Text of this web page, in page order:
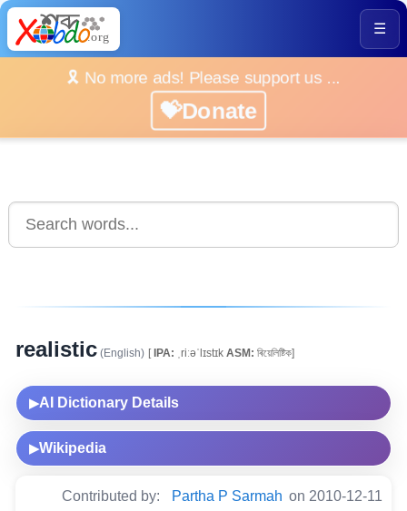
☰
🎗️ No more ads! Please support us ...
💝Donate
realistic (English) [IPA: ˌriːəˈlɪstɪk ASM: ৰিয়েলিষ্টিক]
▶AI Dictionary Details
▶Wikipedia
Contributed by: Partha P Sarmah on 2010-12-11